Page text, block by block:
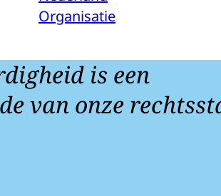
Organisatie
is een
van onze